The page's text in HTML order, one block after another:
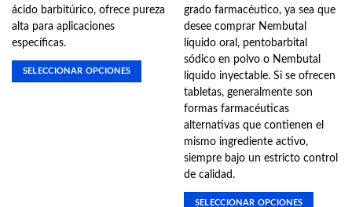
ácido barbitúrico, ofrece pureza
alta para aplicaciones
específicas.
SELECCIONAR OPCIONES
grado farmacéutico, ya sea que
desee comprar Nembutal
líquido oral, pentobarbital
sódico en polvo o Nembutal
líquido inyectable. Si se ofrecen
tabletas, generalmente son
formas farmacéuticas
alternativas que contienen el
mismo ingrediente activo,
siempre bajo un estricto control
de calidad.
SELECCIONAR OPCIONES